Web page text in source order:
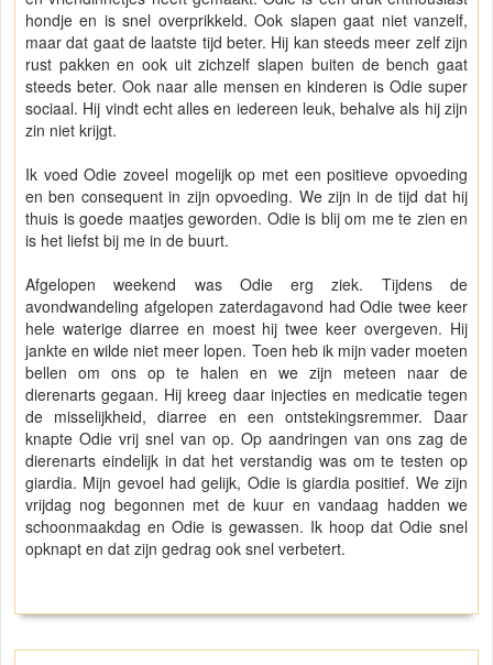
hondje en is snel overprikkeld. Ook slapen gaat niet vanzelf,
maar dat gaat de laatste tijd beter. Hij kan steeds meer zelf zijn
rust pakken en ook uit zichzelf slapen buiten de bench gaat
steeds beter. Ook naar alle mensen en kinderen is Odie super
sociaal. Hij vindt echt alles en iedereen leuk, behalve als hij zijn
zin niet krijgt.
Ik voed Odie zoveel mogelijk op met een positieve opvoeding
en ben consequent in zijn opvoeding. We zijn in de tijd dat hij
thuis is goede maatjes geworden. Odie is blij om me te zien en
is het liefst bij me in de buurt.
Afgelopen weekend was Odie erg ziek. Tijdens de
avondwandeling afgelopen zaterdagavond had Odie twee keer
hele waterige diarree en moest hij twee keer overgeven. Hij
jankte en wilde niet meer lopen. Toen heb ik mijn vader moeten
bellen om ons op te halen en we zijn meteen naar de
dierenarts gegaan. Hij kreeg daar injecties en medicatie tegen
de misselijkheid, diarree en een ontstekingsremmer. Daar
knapte Odie vrij snel van op. Op aandringen van ons zag de
dierenarts eindelijk in dat het verstandig was om te testen op
giardia. Mijn gevoel had gelijk, Odie is giardia positief. We zijn
vrijdag nog begonnen met de kuur en vandaag hadden we
schoonmaakdag en Odie is gewassen. Ik hoop dat Odie snel
opknapt en dat zijn gedrag ook snel verbetert.